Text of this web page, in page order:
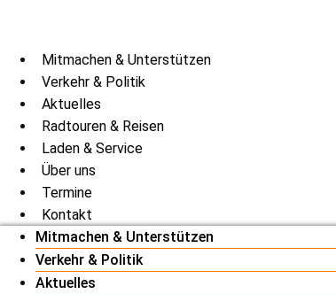
Mitmachen & Unterstützen
Verkehr & Politik
Aktuelles
Radtouren & Reisen
Laden & Service
Über uns
Termine
Kontakt
Mitmachen & Unterstützen
Verkehr & Politik
Aktuelles